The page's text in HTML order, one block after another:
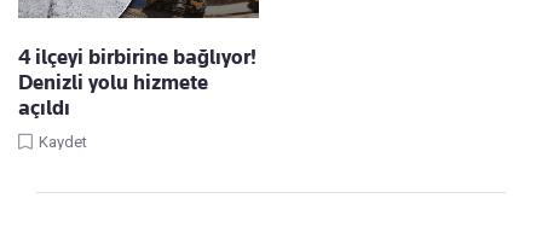
4 ilçeyi birbirine bağlıyor!
Denizli yolu hizmete
açıldı
Kaydet